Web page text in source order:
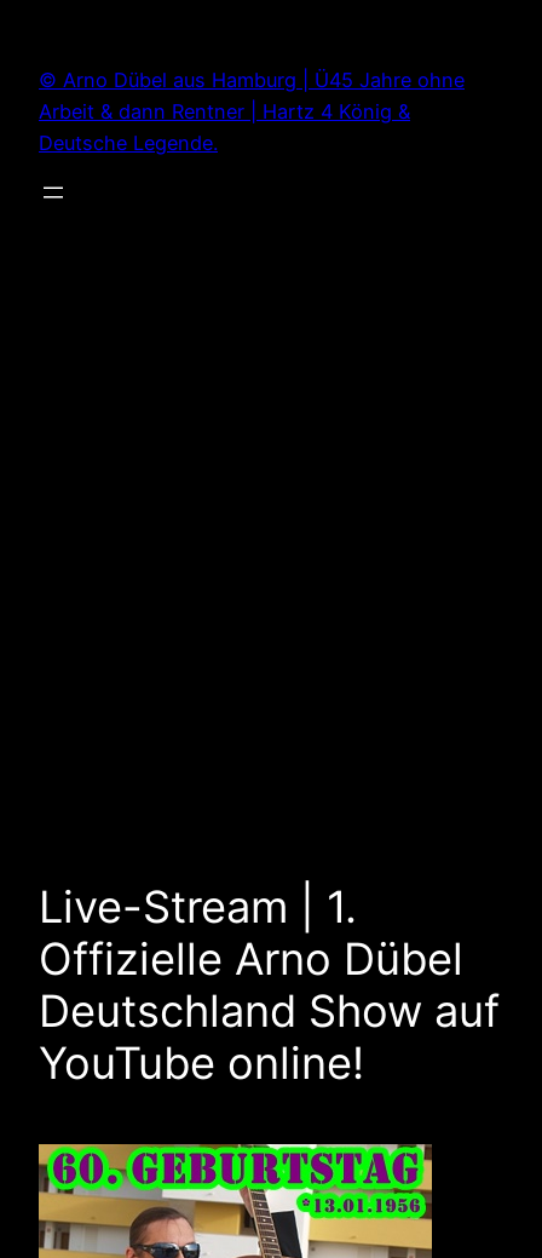
springen
© Arno Dübel aus Hamburg | Ü45 Jahre ohne
Arbeit & dann Rentner | Hartz 4 König &
Deutsche Legende.
Live-Stream | 1.
Offizielle Arno Dübel
Deutschland Show auf
YouTube online!